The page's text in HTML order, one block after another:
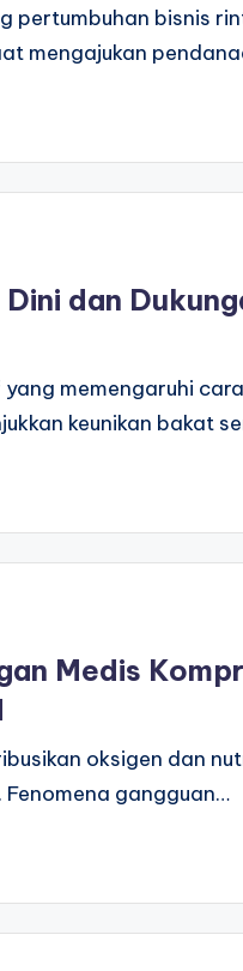
bisnis
mengajukan
dan
memengaruhi
keunikan bakat
Medis
oksigen dan
gangguan…